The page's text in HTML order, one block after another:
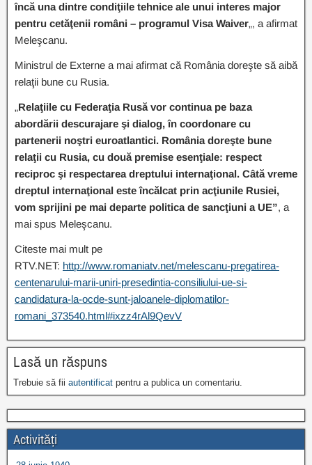
încă una dintre condiţiile tehnice ale unui interes major
pentru cetăţenii români – programul Visa Waiver„, a afirmat
Meleşcanu.
Ministrul de Externe a mai afirmat că România doreşte să aibă
relaţii bune cu Rusia.
„Relaţiile cu Federaţia Rusă vor continua pe baza
abordării descurajare şi dialog, în coordonare cu
partenerii noştri euroatlantici. România doreşte bune
relaţii cu Rusia, cu două premise esenţiale: respect
reciproc şi respectarea dreptului internaţional. Câtă vreme
dreptul internaţional este încălcat prin acţiunile Rusiei,
vom sprijini pe mai departe politica de sancţiuni a UE”, a
mai spus Meleşcanu.
Citeste mai mult pe
RTV.NET: http://www.romaniatv.net/melescanu-pregatirea-
centenarului-marii-uniri-presedintia-consiliului-ue-si-
candidatura-la-ocde-sunt-jaloanele-diplomatilor-
romani_373540.html#ixzz4rAl9QevV
Lasă un răspuns
Trebuie să fii autentificat pentru a publica un comentariu.
Activități